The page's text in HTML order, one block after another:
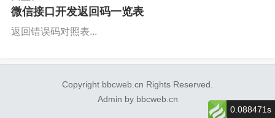
微信接口开发返回码一览表
返回错误码对照表...
Copyright bbcweb.cn Rights Reserved.
Admin by bbcweb.cn
0.088471s